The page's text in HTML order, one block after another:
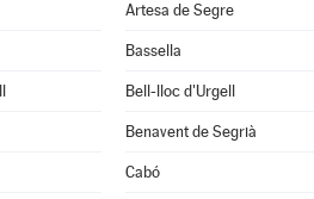
Artesa de Segre
Bassella
Bell-lloc d'Urgell
Benavent de Segrià
Cabó